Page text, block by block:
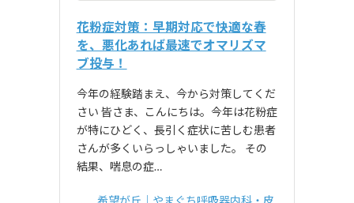
花粉症対策：早期対応で快適な春
を、悪化あれば最速でオマリズマ
ブ投与！
今年の経験踏まえ、今から対策してくだ
さい 皆さま、こんにちは。今年は花粉症
が特にひどく、長引く症状に苦しむ患者
さんが多くいらっしゃいました。 その
結果、喘息の症…
希望が丘｜やまぐち呼吸器内科・皮